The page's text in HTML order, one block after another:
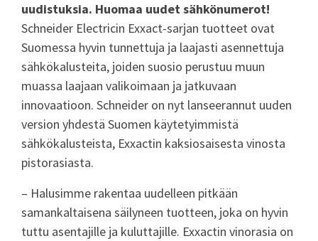
uudistuksia. Huomaa uudet sähkönumerot!
Schneider Electricin Exxact-sarjan tuotteet ovat
Suomessa hyvin tunnettuja ja laajasti asennettuja
sähkökalusteita, joiden suosio perustuu muun
muassa laajaan valikoimaan ja jatkuvaan
innovaatioon. Schneider on nyt lanseerannut uuden
version yhdestä Suomen käytetyimmistä
sähkökalusteista, Exxactin kaksiosaisesta vinosta
pistorasiasta.
– Halusimme rakentaa uudelleen pitkään
samankaltaisena säilyneen tuotteen, joka on hyvin
tuttu asentajille ja kuluttajille. Exxactin vinorasia on